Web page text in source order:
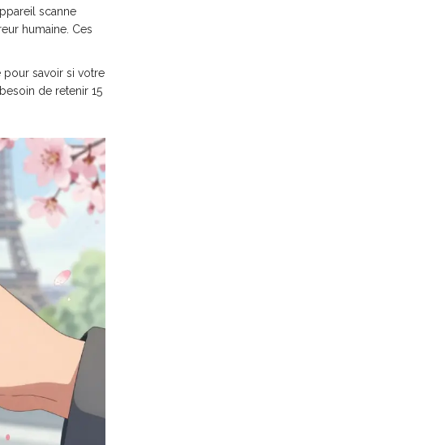
scanne
humaine. Ces
pour savoir si votre
de retenir 15